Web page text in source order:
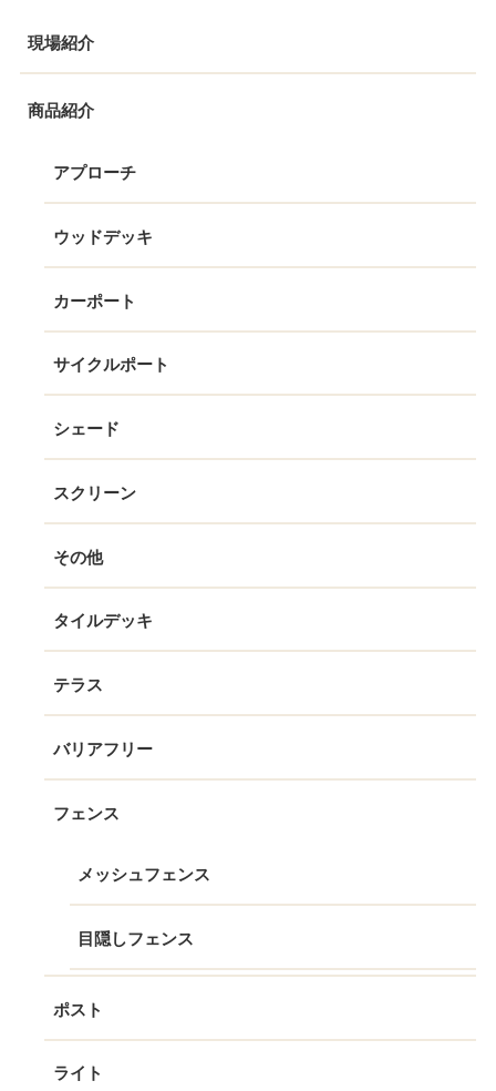
現場紹介
商品紹介
アプローチ
ウッドデッキ
カーポート
サイクルポート
シェード
スクリーン
その他
タイルデッキ
テラス
バリアフリー
フェンス
メッシュフェンス
目隠しフェンス
ポスト
ライト